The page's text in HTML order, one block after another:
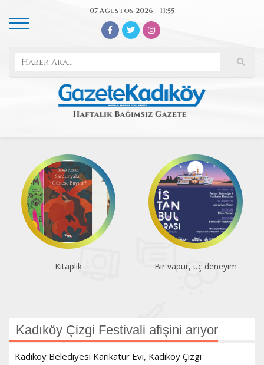
07 Ağustos 2026 - 11:55
Bir vapur, üç deneyim Atatürk
Kadıköy Çizgi Festivali afişini arıyor
Kadıköy Belediyesi Karikatür Evi, Kadıköy Çizgi